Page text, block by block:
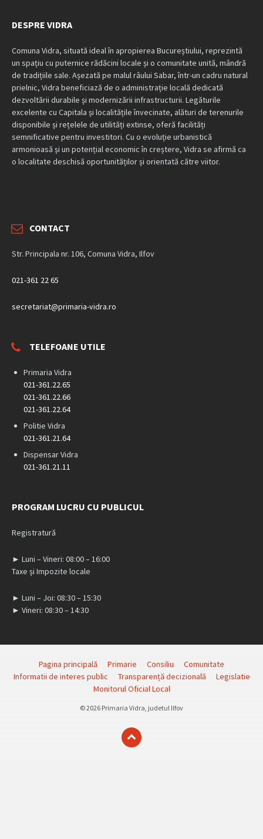
DESPRE VIDRA
Comuna Vidra, situată ideal în apropierea Bucureștiului, reprezintă
un spațiu cu puternice rădăcini locale și o comunitate unită, mândră
de tradițiile sale. Așezată pe malul râului Sabar, într-un cadru natural
prielnic, Vidra beneficiază de o administrație locală dedicată
dezvoltării durabile și modernizării infrastructurii. Legăturile
excelente cu Capitala și localitățile învecinate, alături de terenurile
disponibile și rețelele de utilități extinse, oferă facilități
semnificative pentru investitori. Cu o evoluție urbanistică
armonioasă și un potențial economic în creștere, Vidra se afirmă ca
o localitate deschisă oportunităților și orientată către viitor.
CONTACT
Str. Principala nr. 106, Comuna Vidra, Ilfov
021-361 22 65
secretariat@primaria-vidra.ro
TELEFOANE UTILE
Primaria Vidra
021-361.22.65
021-361.22.66
021-361.22.64
Politie Vidra
021-361.21.64
Dispensar Vidra
021-361.21.11
PROGRAM LUCRU CU PUBLICUL
Registratură
► Luni – Vineri: 08:00 – 16:00
Taxe și Impozite locale
► Luni – Joi: 08:30 – 15:30
► Vineri: 08:30 – 14:30
Pagina principală Primarie Consiliu
Comunitate
Informatii de interes public
Transparență decizională
Legislatie
Monitorul Oficial Local
© 2026 Primaria Vidra, judetul Ilfov